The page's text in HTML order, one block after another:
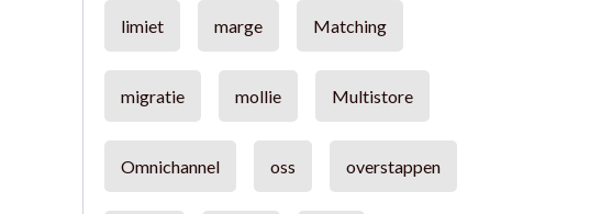
limiet marge Matching
migratie mollie Multistore
Omnichannel oss overstappen